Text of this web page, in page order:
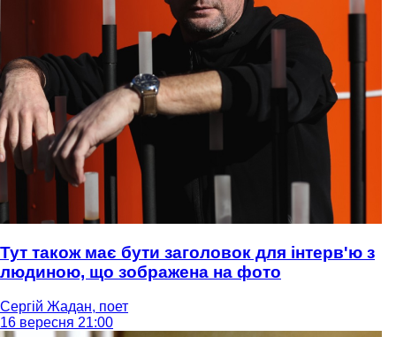
Тут також має бути заголовок для інтерв'ю з
людиною, що зображена на фото
Сергій Жадан, поет
16 вересня 21:00